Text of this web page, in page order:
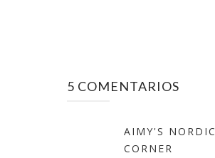
5 COMENTARIOS
AIMY'S NORDIC
CORNER